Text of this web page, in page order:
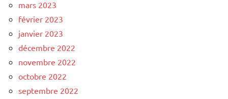
mars 2023
février 2023
janvier 2023
décembre 2022
novembre 2022
octobre 2022
septembre 2022